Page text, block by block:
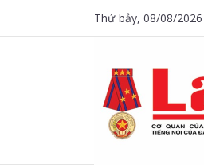
Thứ bảy, 08/08/